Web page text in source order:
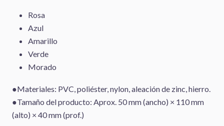
Rosa
Azul
Amarillo
Verde
Morado
●Materiales: PVC, poliéster, nylon, aleación de zinc, hierro.
●Tamaño del producto: Aprox. 50 mm (ancho) × 110 mm
(alto) × 40 mm (prof.)